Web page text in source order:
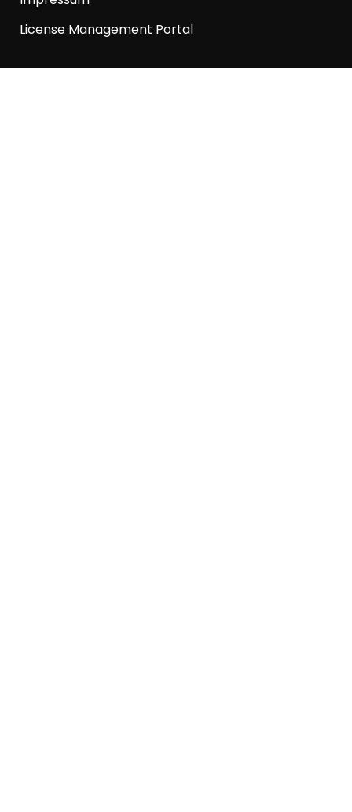
License Management Portal